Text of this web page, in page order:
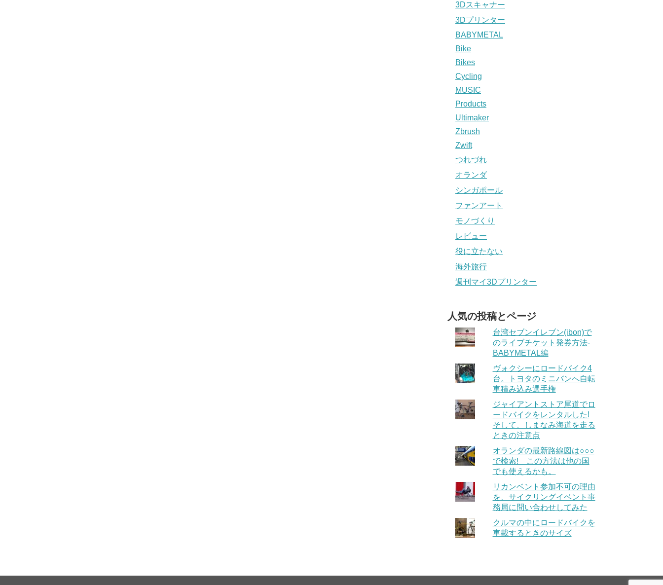
3Dスキャナー
3Dプリンター
BABYMETAL
Bike
Bikes
Cycling
MUSIC
Products
Ultimaker
Zbrush
Zwift
つれづれ
オランダ
シンガポール
ファンアート
モノづくり
レビュー
役に立たない
海外旅行
週刊マイ3Dプリンター
人気の投稿とページ
台湾セブンイレブン(ibon)で
のライブチケット発券方法-
BABYMETAL編
ヴォクシーにロードバイク4
台。トヨタのミニバンへ自転
車積み込み選手権
ジャイアントストア尾道でロ
ードバイクをレンタルした!
そして、しまなみ海道を走る
ときの注意点
オランダの最新路線図は○○○
で検索! この方法は他の国
でも使えるかも。
リカンベント参加不可の理由
を、サイクリングイベント事
務局に問い合わせしてみた
クルマの中にロードバイクを
車載するときのサイズ